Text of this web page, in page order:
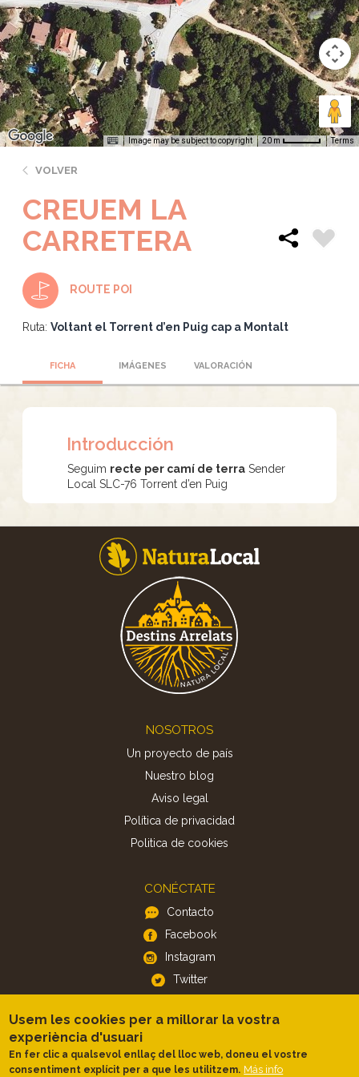
Image may be subject to copyright 20 m Terms
VOLVER
CREUEM LA
CARRETERA
ROUTE POI
Ruta: Voltant el Torrent d’en Puig cap a Montalt
FICHA IMÁGENES VALORACIÓN
Introducción
Seguim recte per camí de terra Sender
Local SLC-76 Torrent d’en Puig
NOSOTROS
Un proyecto de país
Nuestro blog
Aviso legal
Política de privacidad
Politica de cookies
CONÉCTATE
Contacto
Facebook
Instagram
Twitter
APP
iOS
Android
Usem les cookies per a millorar la vostra
experiència d'usuari
En fer clic a qualsevol enllaç del lloc web, doneu el vostre
consentiment explícit per a que les utilitzem. Más info